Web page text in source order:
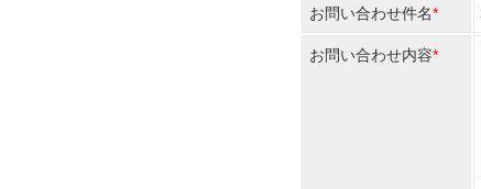
お問い合わせ件名
お問い合わせ内容